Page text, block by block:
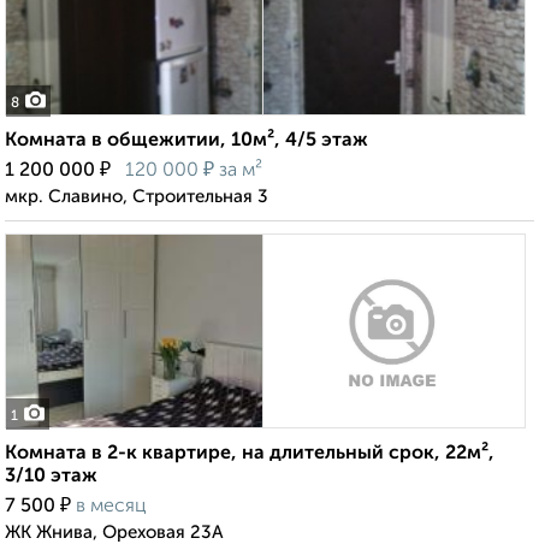
8
Комната в общежитии, 10м², 4/5 этаж
1 200 000 ₽ 120 000 ₽ за м²
мкр. Славино, Строительная 3
1
Комната в 2-к квартире, на длительный срок, 22м²,
3/10 этаж
7 500 ₽ в месяц
ЖК Жнива, Ореховая 23А